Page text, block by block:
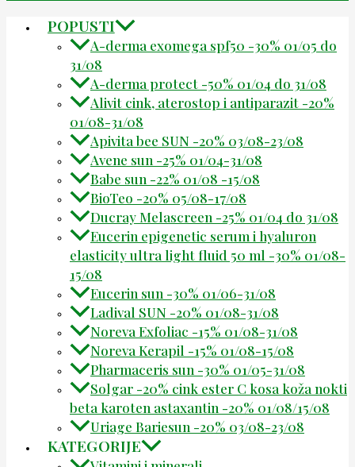
POPUSTI
A-derma exomega spf50 -30% 01/05 do
31/08
A-derma protect -50% 01/04 do 31/08
Alivit cink, aterostop i antiparazit -20%
01/08-31/08
Apivita bee SUN -20% 03/08-23/08
Avene sun -25% 01/04-31/08
Babe sun -22% 01/08 -15/08
BioTeo -20% 05/08-17/08
Ducray Melascreen -25% 01/04 do 31/08
Eucerin epigenetic serum i hyaluron
elasticity ultra light fluid 50 ml -30% 01/08-
15/08
Eucerin sun -30% 01/06-31/08
Ladival SUN -20% 01/08-31/08
Noreva Exfoliac -15% 01/08-31/08
Noreva Kerapil -15% 01/08-15/08
Pharmaceris sun -30% 01/05-31/08
Solgar -20% cink ester C kosa koža nokti
beta karoten astaxantin -20% 01/08/15/08
Uriage Bariesun -20% 03/08-23/08
KATEGORIJE